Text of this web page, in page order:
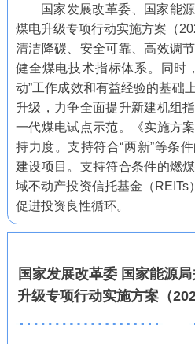
国家发展改革委、国家能
煤电升级专项行动实施方案（
清洁降碳、安全可靠、高效调
健全煤电技术指标体系。同时
动”工作成效和有益经验的基础
升级，力争全面提升新建机组
一代煤电试点示范。《实施方
持力度。支持符合“两新”等条
建设项目。支持符合条件的燃
域不动产投资信托基金（REITs
促进投资良性循环。
国家发展改革委 国家能源
升级专项行动实施方案（